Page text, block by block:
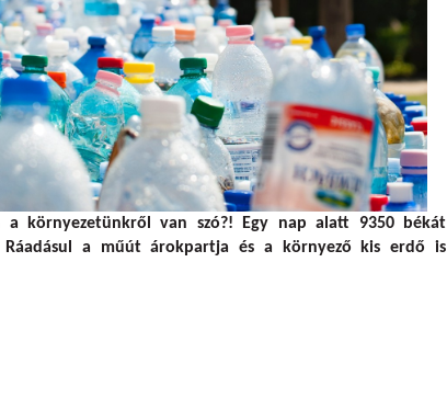
a környezetünkről van szó?! Egy nap alatt 9350 békát
a műút árokpartja és a környező kis erdő is